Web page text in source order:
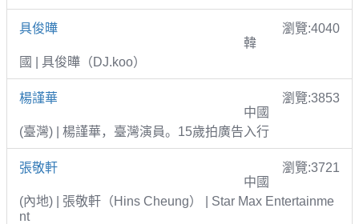
具俊曄
瀏覽:4040
韓
國 | 具俊曄（DJ.koo）
楊謹華
瀏覽:3853
中國
(臺灣) | 楊謹華，臺灣演員。15歲拍廣告入行
張敬軒
瀏覽:3721
中國
(內地) | 張敬軒（Hins Cheung） | Star Max Entertainme
nt